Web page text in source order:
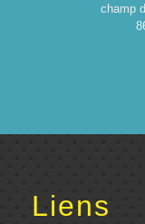
champ
Liens